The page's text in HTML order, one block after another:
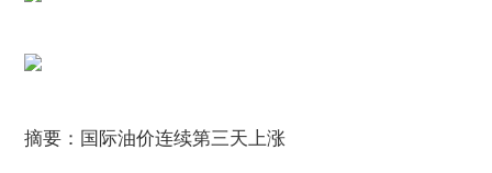
摘要：国际油价连续第三天上涨